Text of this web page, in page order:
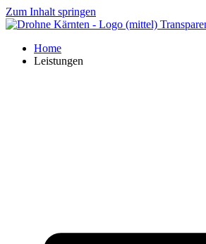
Zum Inhalt springen
Home
Leistungen